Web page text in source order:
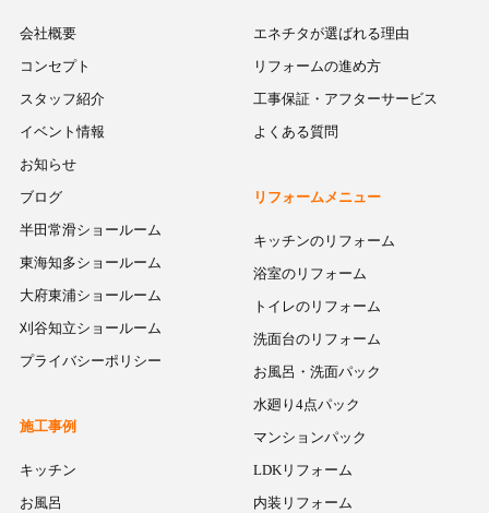
会社概要
コンセプト
スタッフ紹介
イベント情報
お知らせ
ブログ
半田常滑ショールーム
東海知多ショールーム
大府東浦ショールーム
刈谷知立ショールーム
プライバシーポリシー
エネチタが選ばれる理由
リフォームの進め方
工事保証・アフターサービス
よくある質問
リフォームメニュー
キッチンのリフォーム
浴室のリフォーム
トイレのリフォーム
洗面台のリフォーム
お風呂・洗面パック
水廻り4点パック
マンションパック
LDKリフォーム
内装リフォーム
施工事例
キッチン
お風呂